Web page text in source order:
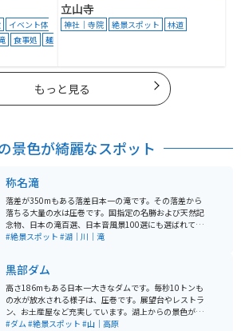
イベント体
食事処
麺
立山寺
神社｜寺院 絶景スポット 林道
もっと見る
景色が綺麗なスポット
称名滝
落差が350mもある落差日本一の滝です。その落差から
落ちる大量の水は圧巻です。国指定の名勝および天然記
念物、日本の滝百選、日本音風景100選にも選ばれてい
ます。夏でもひんやりとした場所なので、涼みに行くに
#絶景スポット #湖｜川｜滝
黒部ダム
高さ186mもある日本一大きなダムです。毎秒10トンも
の水が放水される様子は、圧巻です。展望台やレストラ
ン、お土産屋など充実しています。湖上からの景色が楽
しめる「黒部湖遊覧船ガルベ」もあり、より自然を感じ
#ダム#絶景スポット #山｜高原